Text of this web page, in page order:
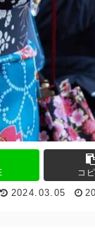
コ
2024.03.05